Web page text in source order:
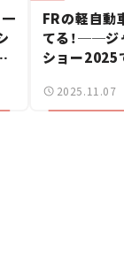
FRの軽自動
てる！──ジ
ショー2025
樹のクルマ放
2025.11.07